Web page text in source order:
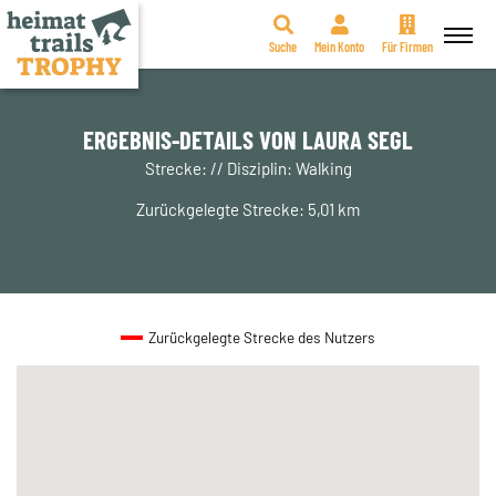
Zum
Suche Mein Konto Für Firmen
ERGEBNIS-DETAILS VON LAURA SEGL
Strecke: // Disziplin: Walking
Zurückgelegte Strecke: 5,01 km
Zurückgelegte Strecke des Nutzers